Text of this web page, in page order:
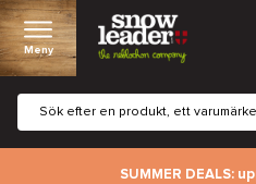
Meny
SUMMER DEALS: